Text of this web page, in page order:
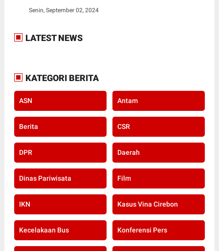
Senin, September 02, 2024
LATEST NEWS
KATEGORI BERITA
ASN Antam
Berita CSR
DPR Daerah
Dinas Pariwisata Film
IKN Kasus Vina Cirebon
Kecelakaan Bus Konferensi Pers